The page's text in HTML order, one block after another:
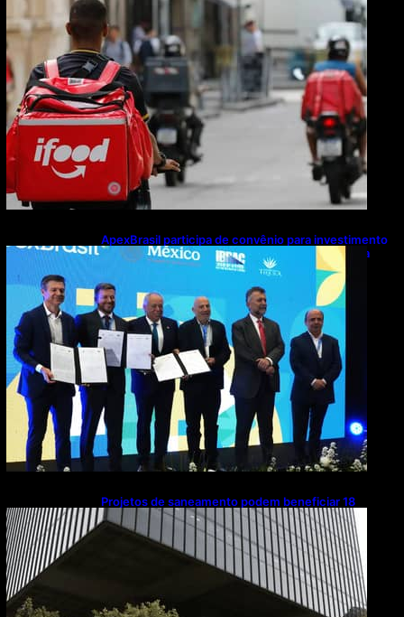
ApexBrasil participa de convênio para investimento
de R$ 2,63 milhões em exportações de cachaça
Projetos de saneamento podem beneficiar 18
milhões de brasileiros